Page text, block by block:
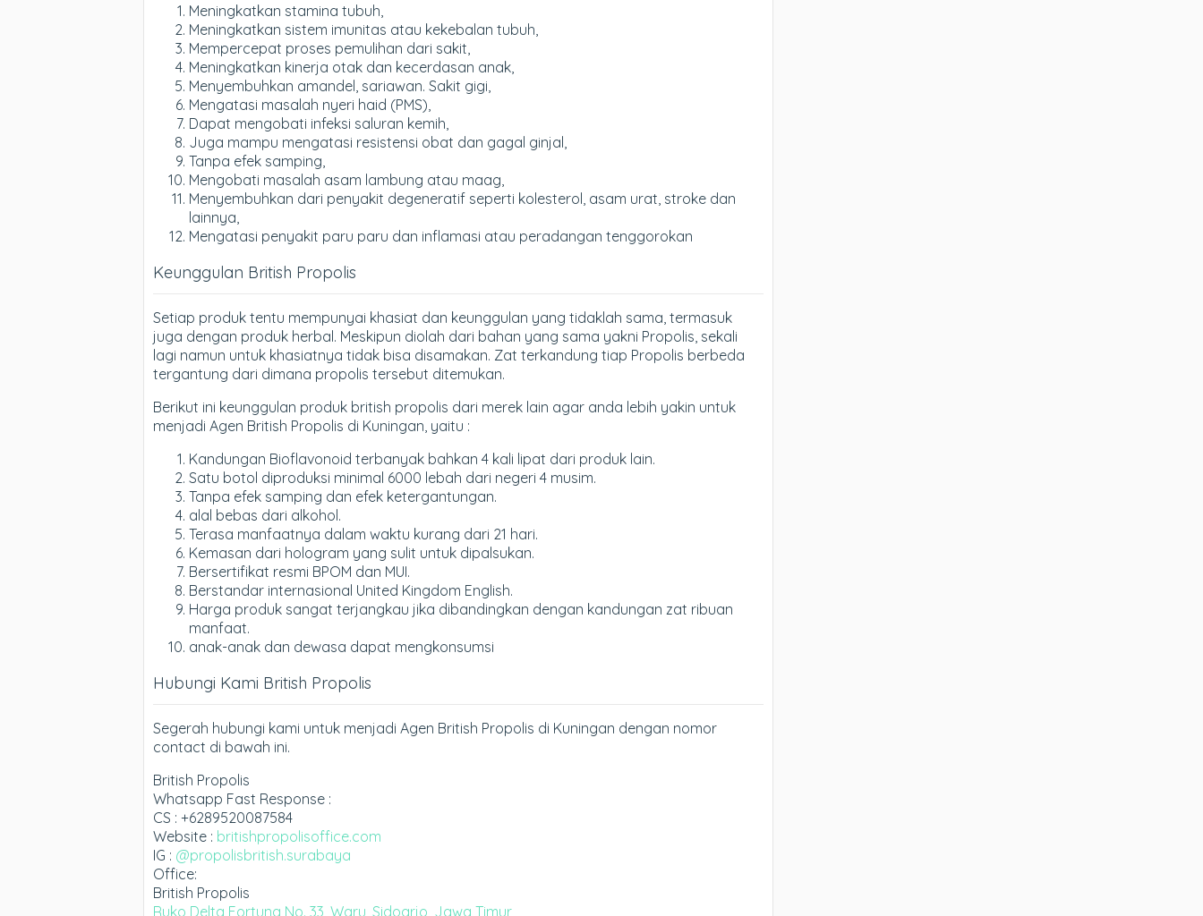
Meningkatkan stamina tubuh,
Meningkatkan sistem imunitas atau kekebalan tubuh,
Mempercepat proses pemulihan dari sakit,
Meningkatkan kinerja otak dan kecerdasan anak,
Menyembuhkan amandel, sariawan. Sakit gigi,
Mengatasi masalah nyeri haid (PMS),
Dapat mengobati infeksi saluran kemih,
Juga mampu mengatasi resistensi obat dan gagal ginjal,
Tanpa efek samping,
Mengobati masalah asam lambung atau maag,
Menyembuhkan dari penyakit degeneratif seperti kolesterol, asam urat, stroke dan
lainnya,
Mengatasi penyakit paru paru dan inflamasi atau peradangan tenggorokan
Keunggulan British Propolis
Setiap produk tentu mempunyai khasiat dan keunggulan yang tidaklah sama, termasuk
juga dengan produk herbal. Meskipun diolah dari bahan yang sama yakni Propolis, sekali
lagi namun untuk khasiatnya tidak bisa disamakan. Zat terkandung tiap Propolis berbeda
tergantung dari dimana propolis tersebut ditemukan.
Berikut ini keunggulan produk british propolis dari merek lain agar anda lebih yakin untuk
menjadi Agen British Propolis di Kuningan, yaitu :
Kandungan Bioflavonoid terbanyak bahkan 4 kali lipat dari produk lain.
Satu botol diproduksi minimal 6000 lebah dari negeri 4 musim.
Tanpa efek samping dan efek ketergantungan.
alal bebas dari alkohol.
Terasa manfaatnya dalam waktu kurang dari 21 hari.
Kemasan dari hologram yang sulit untuk dipalsukan.
Bersertifikat resmi BPOM dan MUI.
Berstandar internasional United Kingdom English.
Harga produk sangat terjangkau jika dibandingkan dengan kandungan zat ribuan
manfaat.
anak-anak dan dewasa dapat mengkonsumsi
Hubungi Kami British Propolis
Segerah hubungi kami untuk menjadi Agen British Propolis di Kuningan dengan nomor
contact di bawah ini.
British Propolis
Whatsapp Fast Response :
CS : +6289520087584
Website : britishpropolisoffice.com
IG : @propolisbritish.surabaya
Office:
British Propolis
Ruko Delta Fortuna No. 33, Waru, Sidoarjo, Jawa Timur